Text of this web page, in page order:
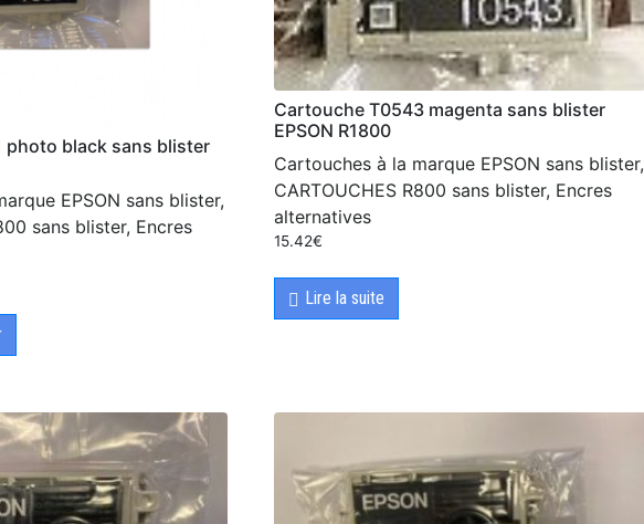
photo black sans blister
EPSON sans blister,
sans blister, Encres
Cartouche T0543 magenta sans blister
EPSON R1800
Cartouches à la marque EPSON sans blister,
CARTOUCHES R800 sans blister, Encres
alternatives
15.42€
Lire la suite